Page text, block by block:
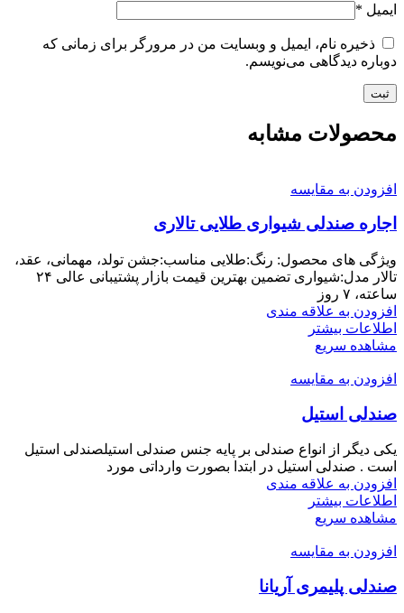
ایمیل *
ذخیره نام، ایمیل و وبسایت من در مرورگر برای زمانی که
دوباره دیدگاهی می‌نویسم.
محصولات مشابه
افزودن به مقایسه
اجاره صندلی شیواری طلایی تالاری
ویژگی های محصول: رنگ:طلایی مناسب:جشن تولد، مهمانی، عقد،
تالار مدل:شیواری تضمین بهترین قیمت بازار پشتیبانی عالی ۲۴
ساعته، ۷ روز
افزودن به علاقه مندی
اطلاعات بیشتر
مشاهده سریع
افزودن به مقایسه
صندلی استیل
یکی دیگر از انواع صندلی بر پایه جنس صندلی استیلصندلی استیل
است . صندلی استیل در ابتدا بصورت وارداتی مورد
افزودن به علاقه مندی
اطلاعات بیشتر
مشاهده سریع
افزودن به مقایسه
صندلی پلیمری آریانا